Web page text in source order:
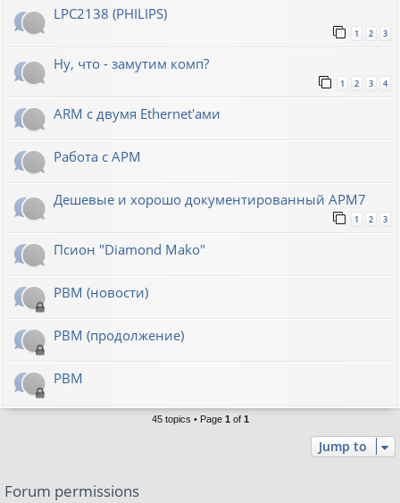
LPC2138 (PHILIPS)
1 2 3
Ну, что - замутим комп?
1 2 3 4
ARM с двумя Ethernet'ами
Работа с АРМ
Дешевые и хорошо документированный АРМ7
1 2 3
Псион "Diamond Mako"
РВМ (новости)
РВМ (продолжение)
РВМ
45 topics • Page 1 of 1
Jump to
Forum permissions